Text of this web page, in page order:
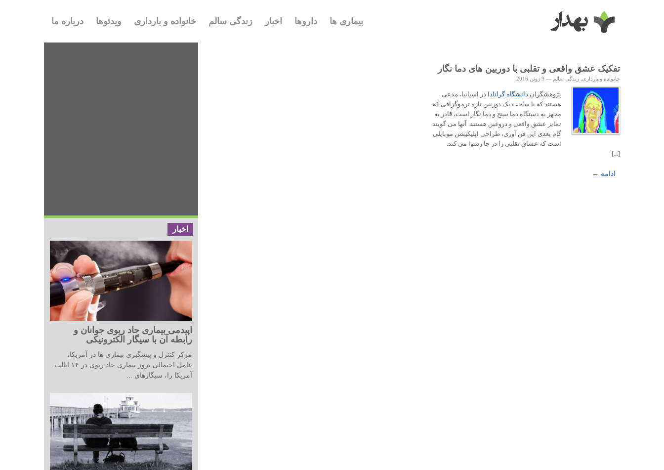
بیماری ها داروها اخبار زندگی سالم خانواده و بارداری ویدئوها درباره ما
تفکیک عشق واقعی و تقلبی با دوربین های دما نگار
خانواده و بارداری زندگی سالم — 9 ژوئن 2016
پژوهشگران دانشگاه گرانادا
در اسپانیا، مدعی
هستند که با ساخت یک دوربین تازه ترموگرافی که
مجهز به دستگاه دما سنج و دما نگار است، قادر به
تمایز عشق واقعی و دروغین هستند. آنها می گویند
گام بعدی این فن آوری، طراحی اپلیکیشن موبایلی
است که عشاق تقلبی را در جا رسوا می کند.
[...]
ادامه ←
اخبار
اپیدمی بیماری حاد ریوی جوانان و
رابطه آن با سیگار الکترونیکی
مرکز کنترل و پیشگیری بیماری ها در آمریکا،
عامل احتمالی بروز بیماری حاد ریوی در ۱۴ ایالت
آمریکا را، سیگارهای ...